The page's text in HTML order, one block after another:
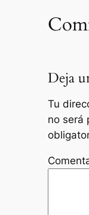
Deja
Tu
no será